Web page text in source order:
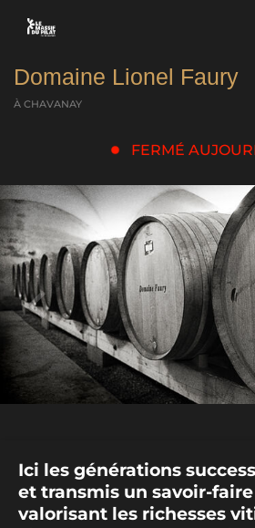
Domaine Lionel Faury
À CHAVANAY
FERMÉ
Ici les générations
et transmis un savoir-
valorisant les richesses